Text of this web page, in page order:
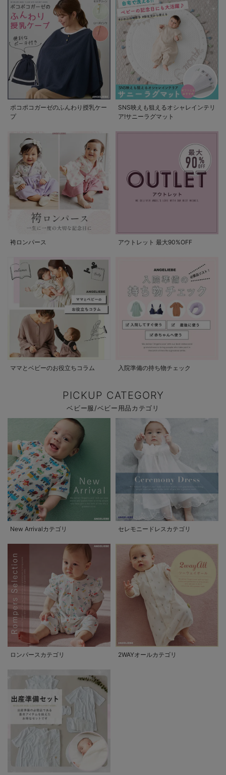
ポコポコガーゼのふんわり授乳ケー
プ
SNS映えも狙えるオシャレインテリ
ア!サニーラグマット
袴ロンパース アウトレット 最大90%OFF
ママとベビーのお役立ちコラム 入院準備の持ち物チェック
PICKUP CATEGORY
ベビー服/ベビー用品カテゴリ
New Arrivalカテゴリ セレモニードレスカテゴリ
ロンパースカテゴリ 2WAYオールカテゴリ